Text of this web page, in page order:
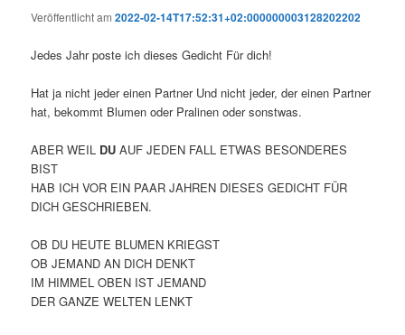
Veröffentlicht am2022-02-14T17:52:31+02:000000003128202202
Jedes Jahr poste ich dieses Gedicht Für dich!
Hat ja nicht jeder einen Partner Und nicht jeder, der einen Partner
hat, bekommt Blumen oder Pralinen oder sonstwas.
ABER WEIL DU AUF JEDEN FALL ETWAS BESONDERES
BIST
HAB ICH VOR EIN PAAR JAHREN DIESES GEDICHT FÜR
DICH GESCHRIEBEN.
OB DU HEUTE BLUMEN KRIEGST
OB JEMAND AN DICH DENKT
IM HIMMEL OBEN IST JEMAND
DER GANZE WELTEN LENKT